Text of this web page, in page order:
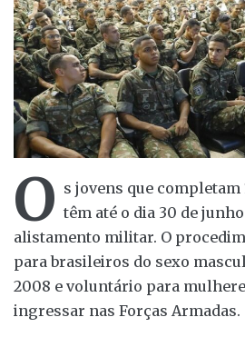
O s jovens que completam
têm até o dia 30 de
alistamento militar. O
para brasileiros do sexo
2008 e voluntário para
ingressar nas Forças Armadas.